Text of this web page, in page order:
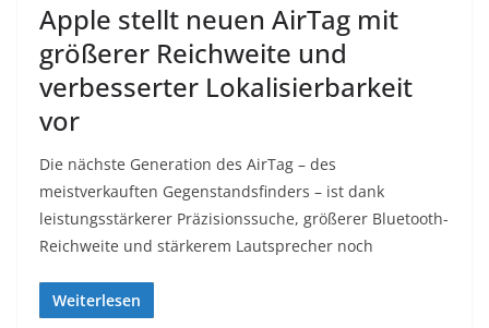
Apple stellt neuen AirTag mit
größerer Reichweite und
verbesserter Lokalisierbarkeit
vor
Die nächste Generation des AirTag – des
meistverkauften Gegenstandsfinders – ist dank
leistungsstärkerer Präzisionssuche, größerer Bluetooth-
Reichweite und stärkerem Lautsprecher noch
Weiterlesen